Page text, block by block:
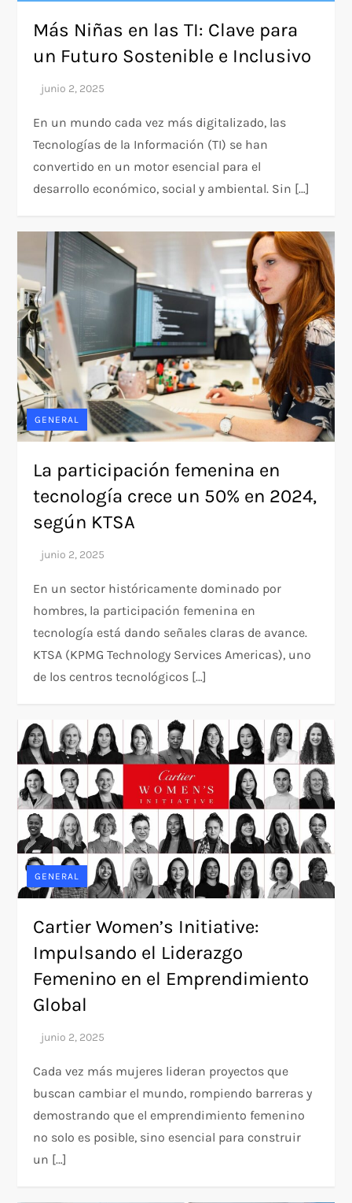
Más Niñas en las TI: Clave para
un Futuro Sostenible e Inclusivo
En un mundo cada vez más digitalizado, las
Tecnologías de la Información (TI) se han
convertido en un motor esencial para el
desarrollo económico, social y ambiental. Sin […]
GENERAL
La participación femenina en
tecnología crece un 50% en 2024,
según KTSA
En un sector históricamente dominado por
hombres, la participación femenina en
tecnología está dando señales claras de avance.
KTSA (KPMG Technology Services Americas), uno
de los centros tecnológicos […]
GENERAL
Cartier Women’s Initiative:
Impulsando el Liderazgo
Femenino en el Emprendimiento
Global
Cada vez más mujeres lideran proyectos que
buscan cambiar el mundo, rompiendo barreras y
demostrando que el emprendimiento femenino
no solo es posible, sino esencial para construir
un […]